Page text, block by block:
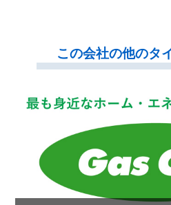
この会社の他のタ